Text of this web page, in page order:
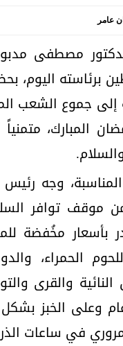
عامر
مصطفى
برئاسته اليوم،
إلى جموع الشعب
المبارك،
وجه رئيس
موقف توافر
بأسعار مخُفضة
الحمراء،
النائية والقرى
وعلى الخبز
في ساعات